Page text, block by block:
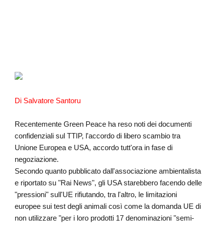
Di Salvatore Santoru
Recentemente Green Peace ha reso noti dei documenti
confidenziali sul TTIP, l'accordo di libero scambio tra
Unione Europea e USA, accordo tutt'ora in fase di
negoziazione.
Secondo quanto pubblicato dall'associazione ambientalista
e riportato su "Rai News", gli USA starebbero facendo delle
"pressioni" sull'UE rifiutando, tra l'altro, le limitazioni
europee sui test degli animali così come la domanda UE di
non utilizzare "per i loro prodotti 17 denominazioni "semi-